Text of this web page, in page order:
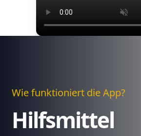
Wie funktioniert die App?
Hilfsmittel